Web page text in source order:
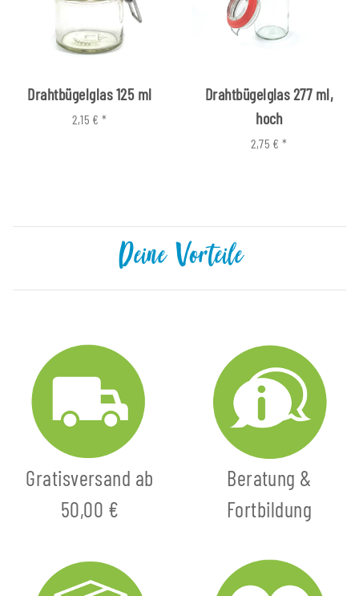
Drahtbügelglas 125 ml
2,15 €*
Drahtbügelglas 277 ml,
hoch
2,75 €*
Deine Vorteile
Gratisversand ab
50,00 €
Beratung &
Fortbildung